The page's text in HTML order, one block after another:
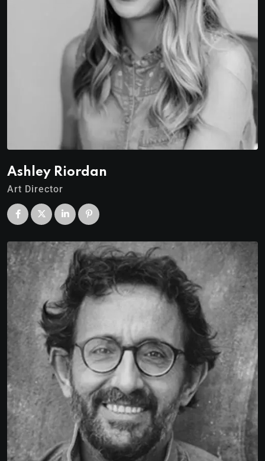
Ashley Riordan
Art Director